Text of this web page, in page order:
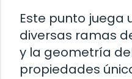
Este punto juega
diversas ramas
y la geometría
propiedades